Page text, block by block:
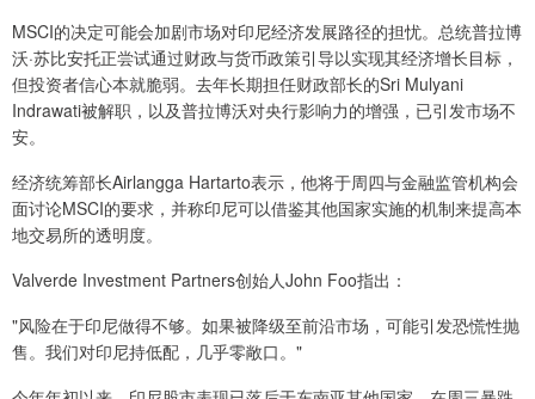
MSCI的决定可能会加剧市场对印尼经济发展路径的担忧。总统普拉博
沃·苏比安托正尝试通过财政与货币政策引导以实现其经济增长目标，
但投资者信心本就脆弱。去年长期担任财政部长的Sri Mulyani
Indrawati被解职，以及普拉博沃对央行影响力的增强，已引发市场不
安。
经济统筹部长Airlangga Hartarto表示，他将于周四与金融监管机构会
面讨论MSCI的要求，并称印尼可以借鉴其他国家实施的机制来提高本
地交易所的透明度。
Valverde Investment Partners创始人John Foo指出：
"风险在于印尼做得不够。如果被降级至前沿市场，可能引发恐慌性抛
售。我们对印尼持低配，几乎零敞口。"